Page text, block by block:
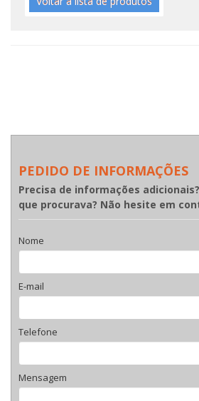
PEDIDO DE INFORMAÇÕES
Precisa de informações
que procurava? Não hesite em
Nome
E-mail
Telefone
Mensagem